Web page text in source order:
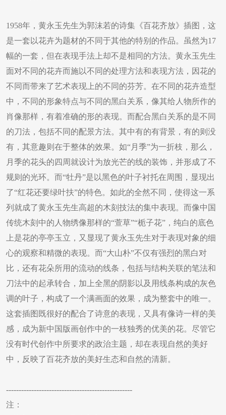
​1958年，黄永玉先生为郭沫若的诗集《百花齐放》插图，这
是一套以花卉为题材的不同于其他的特别的作品。虽然为17
幅的一套，但在表现手法上却不是相同的方法。黄永玉先生
面对不同的花卉而施以不同的处理方法和表现方法，因花的
不同而带来了艺术表现上的不同的芬芳。在不同的花卉造型
中，不同的形象特点与不同的黑白关系，像其给人物所作的
肖像那样，有着准确的形的表现。而配合黑白关系的是不同
的刀法，包括不同的配景方法。其中有的有背景，有的则没
有，其意趣则在于整体的效果。如“月季”为一折枝，那么，
月季的花头的四周就设计为放光芒的线的装饰，并形成了不
规则的光环。而“牡丹”是以黑色的叶子衬托在周围，显现出
了“红花还要绿叶扶”的特色。如此的全然不同，使得这一系
列就成了黄永玉先生高超的木刻技法的集中表现。而像中国
传统木刻中的人物绣像那样的“萱草”“栀子花”，纯白的底色
上是花的亭亭玉立，又显现了黄永玉先生对于表现对象的细
心的观察和精微的表现。而“大山朴”不仅有强烈的黑白对
比，还有花朵所用的流动的线条，包括与结构关联的笔法和
刀法中的起承转合，加上全黑的阴影以及用线条构成的灰色
调的叶子，构成了一个满画面的效果，成为整套中的唯一。
这套插图既很好的配合了诗意的表现，又具有像诗一样的美
感，成为新中国版画创作中的一枝独秀的优美的花。尽管它
没有时代创作中所要求的政治主题，却在表现自然的美好
中，反映了百花齐放的美好生态和自然的清新。
--------------------------------------------------
注：